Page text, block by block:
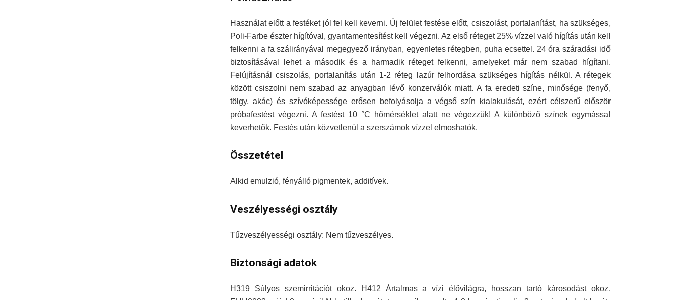
Használat előtt a festéket jól fel kell keverni. Új felület festése előtt, csiszolást, portalanítást, ha szükséges,
Poli-Farbe észter hígítóval, gyantamentesítést kell végezni. Az első réteget 25% vízzel való hígítás után kell
felkenni a fa szálirányával megegyező irányban, egyenletes rétegben, puha ecsettel. 24 óra száradási idő
biztosításával lehet a második és a harmadik réteget felkenni, amelyeket már nem szabad hígítani.
Felújításnál csiszolás, portalanítás után 1-2 réteg lazúr felhordása szükséges hígítás nélkül. A rétegek
között csiszolni nem szabad az anyagban lévő konzerválók miatt. A fa eredeti színe, minősége (fenyő,
tölgy, akác) és szívóképessége erősen befolyásolja a végső szín kialakulását, ezért célszerű először
próbafestést végezni. A festést 10 °C hőmérséklet alatt ne végezzük! A különböző színek egymással
keverhetők. Festés után közvetlenül a szerszámok vízzel elmoshatók.
Összetétel
Alkid emulzió, fényálló pigmentek, additívek.
Veszélyességi osztály
Tűzveszélyességi osztály: Nem tűzveszélyes.
Biztonsági adatok
H319 Súlyos szemirritációt okoz. H412 Ártalmas a vízi élővilágra, hosszan tartó károsodást okoz.